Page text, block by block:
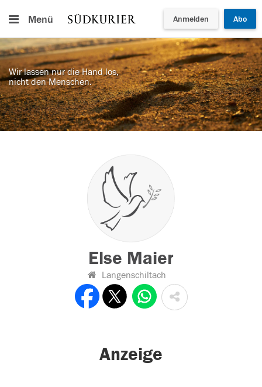
Menü Anmelden Abo
Wir lassen nur die Hand los,
nicht den Menschen.
Else Maier
Langenschiltach
Anzeige